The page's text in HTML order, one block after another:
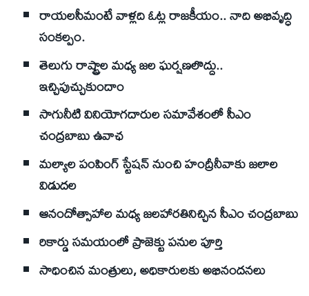
రాయలసీమంటే వాళ్లది ఓట్ల రాజకీయం.. నాది అభివృద్ధి
సంకల్పం.
తెలుగు రాష్ట్రాల మధ్య జల ఘర్షణలొద్దు..
ఇచ్చిపుచ్చుకుందాం
సాగునీటి వినియోగదారుల సమావేశంలో సీఎం
చంద్రబాబు ఉవాఛ
మల్యాల పంపింగ్‌ స్టేషన్‌ నుంచి హంద్రీనీవాకు జలాల
విడుదల
ఆనందోత్సాహాల మధ్య జలహారతినిచ్చిన సీఎం చంద్రబాబు
రికార్డు సమయంలో ప్రాజెక్టు పనుల పూర్తి
సాధించిన మంత్రులు, అధికారులకు అభినందనలు